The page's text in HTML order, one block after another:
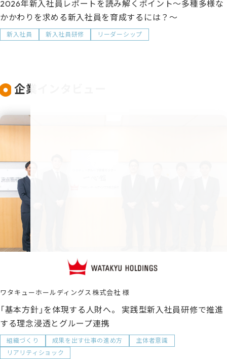
2026年新入社員レポートを読み解くポイント～多種多様な
かかわりを求める新入社員を育成するには？～
新入社員 新入社員研修 リーダーシップ
企業インタビュー
ワタキューホールディングス株式会社
「基本方針」を体現する人財へ。 実践型新入社員研修で推進
する理念浸透とグループ連携
組織づくり 成果を出す仕事の進め方
主体者意識
リアリティショック